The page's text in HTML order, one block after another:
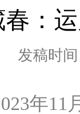
：
发稿时
年11